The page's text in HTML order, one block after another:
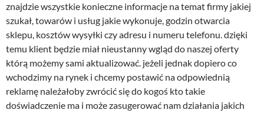
znajdzie wszystkie konieczne informacje na temat firmy jakiej
szukał, towarów i usług jakie wykonuje, godzin otwarcia
sklepu, kosztów wysyłki czy adresu i numeru telefonu. dzięki
temu klient będzie miał nieustanny wgląd do naszej oferty
którą możemy sami aktualizować. jeżeli jednak dopiero co
wchodzimy na rynek i chcemy postawić na odpowiednią
reklamę należałoby zwrócić się do kogoś kto takie
doświadczenie ma i może zasugerować nam działania jakich